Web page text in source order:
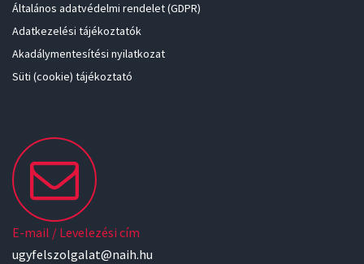
Általános adatvédelmi rendelet (GDPR)
Adatkezelési tájékoztatók
Akadálymentesítési nyilatkozat
Süti (cookie) tájékoztató
E-mail / Levelezési cím
ugyfelszolgalat@naih.hu